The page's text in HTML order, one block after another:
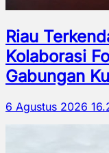
Riau
Kolaborasi
Gabungan
6 Agustus 2026